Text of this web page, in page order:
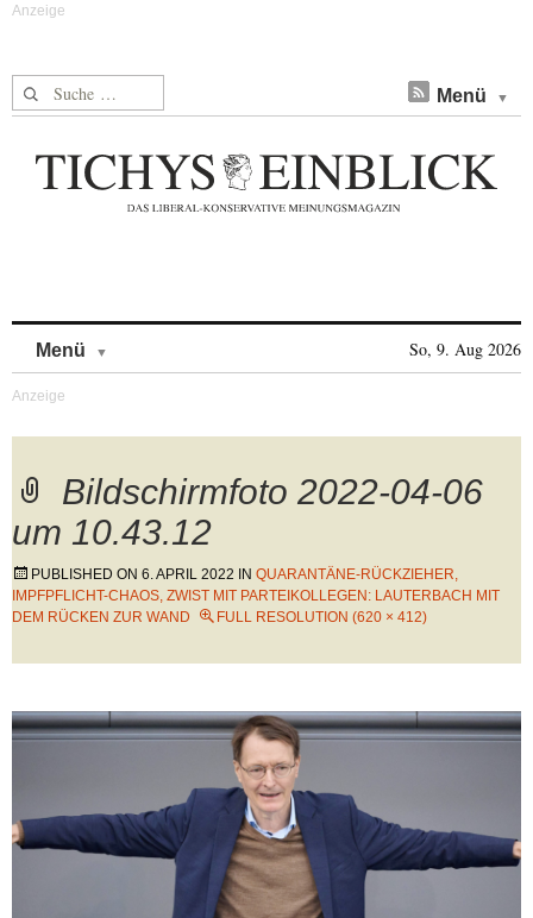
Suche nach: Menü
Menü So, 9. Aug 2026
Bildschirmfoto 2022-04-06
um 10.43.12
PUBLISHED ON 6. APRIL 2022 IN QUARANTÄNE-RÜCKZIEHER,
IMPFPFLICHT-CHAOS, ZWIST MIT PARTEIKOLLEGEN: LAUTERBACH MIT
DEM RÜCKEN ZUR WAND
FULL RESOLUTION (620 × 412)